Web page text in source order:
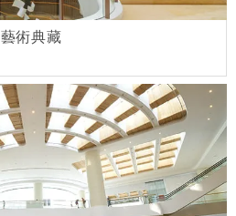
藝術典藏